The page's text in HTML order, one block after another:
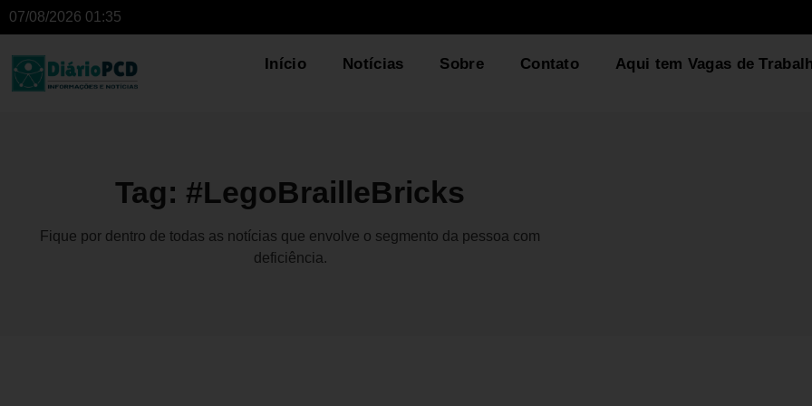
07/08/2026 01:35
Início Notícias Sobre Contato Aqui tem Vagas de
Tag: #LegoBrailleBricks
Fique por dentro de todas as notícias que envolve o segmento da pessoa com
deficiência.